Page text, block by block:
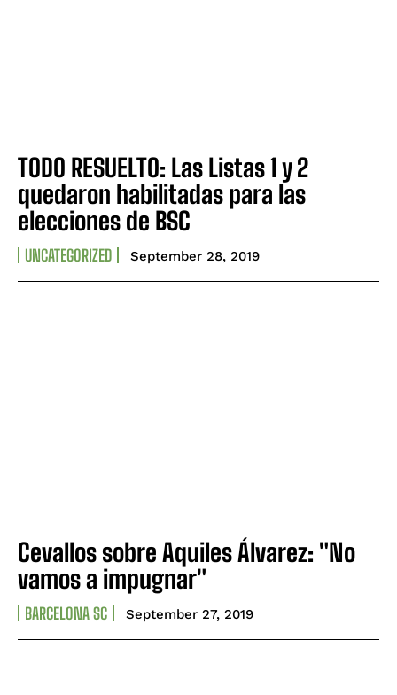
TODO RESUELTO: Las Listas 1 y 2
quedaron habilitadas para las
elecciones de BSC
UNCATEGORIZED September 28, 2019
Cevallos sobre Aquiles Álvarez: "No
vamos a impugnar"
BARCELONA SC September 27, 2019